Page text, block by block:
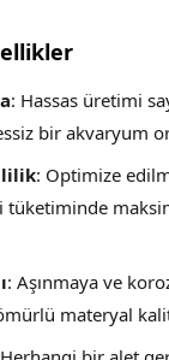
: Hassas üretimi
bir akvaryum
: Optimize
tüketiminde
: Aşınmaya ve
materyal